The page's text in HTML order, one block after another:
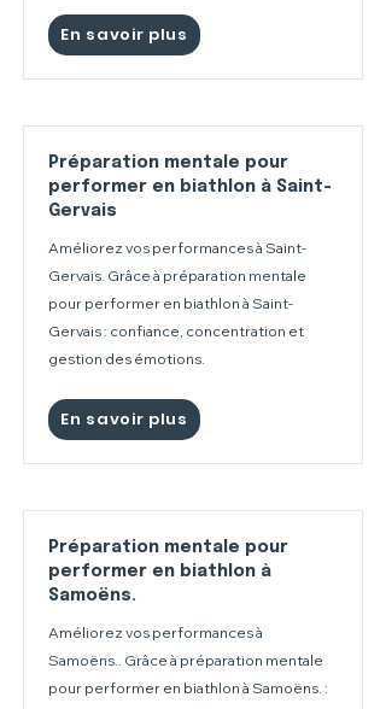
En savoir plus
Préparation mentale pour
performer en biathlon à Saint-
Gervais
Améliorez vos performances à Saint-
Gervais. Grâce à préparation mentale
pour performer en biathlon à Saint-
Gervais : confiance, concentration et
gestion des émotions.
En savoir plus
Préparation mentale pour
performer en biathlon à
Samoëns.
Améliorez vos performances à
Samoëns.. Grâce à préparation mentale
pour performer en biathlon à Samoëns. :